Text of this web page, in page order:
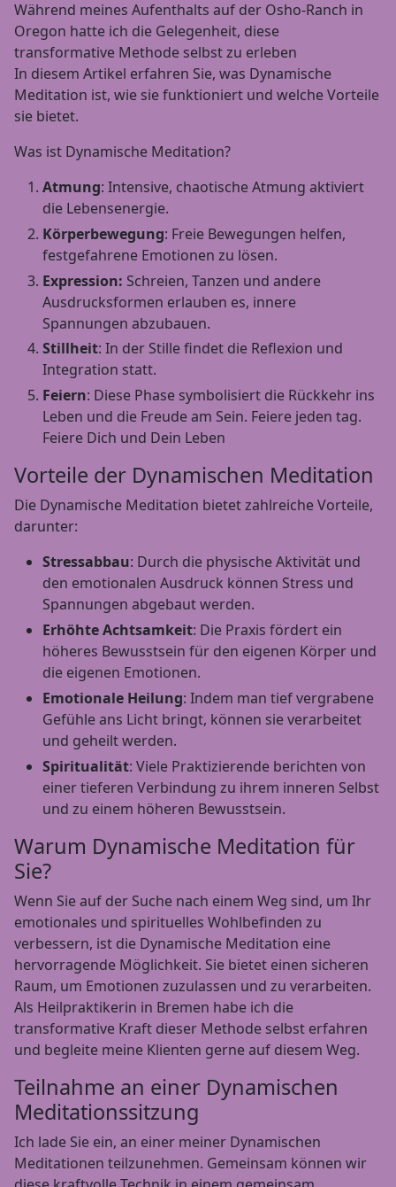
Während meines Aufenthalts auf der Osho-Ranch in
Oregon hatte ich die Gelegenheit, diese
transformative Methode selbst zu erleben
In diesem Artikel erfahren Sie, was Dynamische
Meditation ist, wie sie funktioniert und welche Vorteile
sie bietet.
Was ist Dynamische Meditation?
Atmung: Intensive, chaotische Atmung aktiviert
die Lebensenergie.
Körperbewegung: Freie Bewegungen helfen,
festgefahrene Emotionen zu lösen.
Expression: Schreien, Tanzen und andere
Ausdrucksformen erlauben es, innere
Spannungen abzubauen.
Stillheit: In der Stille findet die Reflexion und
Integration statt.
Feiern: Diese Phase symbolisiert die Rückkehr ins
Leben und die Freude am Sein. Feiere jeden tag.
Feiere Dich und Dein Leben
Vorteile der Dynamischen Meditation
Die Dynamische Meditation bietet zahlreiche Vorteile,
darunter:
Stressabbau: Durch die physische Aktivität und
den emotionalen Ausdruck können Stress und
Spannungen abgebaut werden.
Erhöhte Achtsamkeit: Die Praxis fördert ein
höheres Bewusstsein für den eigenen Körper und
die eigenen Emotionen.
Emotionale Heilung: Indem man tief vergrabene
Gefühle ans Licht bringt, können sie verarbeitet
und geheilt werden.
Spiritualität: Viele Praktizierende berichten von
einer tieferen Verbindung zu ihrem inneren Selbst
und zu einem höheren Bewusstsein.
Warum Dynamische Meditation für
Sie?
Wenn Sie auf der Suche nach einem Weg sind, um Ihr
emotionales und spirituelles Wohlbefinden zu
verbessern, ist die Dynamische Meditation eine
hervorragende Möglichkeit. Sie bietet einen sicheren
Raum, um Emotionen zuzulassen und zu verarbeiten.
Als Heilpraktikerin in Bremen habe ich die
transformative Kraft dieser Methode selbst erfahren
und begleite meine Klienten gerne auf diesem Weg.
Teilnahme an einer Dynamischen
Meditationssitzung
Ich lade Sie ein, an einer meiner Dynamischen
Meditationen teilzunehmen. Gemeinsam können wir